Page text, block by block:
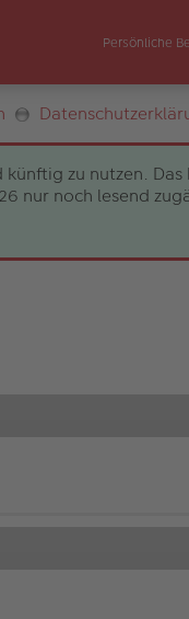
Persönliche
zu nutzen.
nur noch lesend